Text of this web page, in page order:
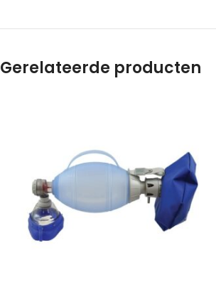
Gerelateerde producten